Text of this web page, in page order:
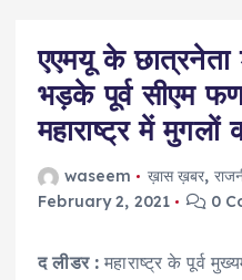
एएमयू के छात्रनेता
भड़के पूर्व सीएम
महाराष्ट्र में
waseem ख़ास ख़बर,
February 2, 2021
0
द लीडर : महाराष्ट्र के पूर्व